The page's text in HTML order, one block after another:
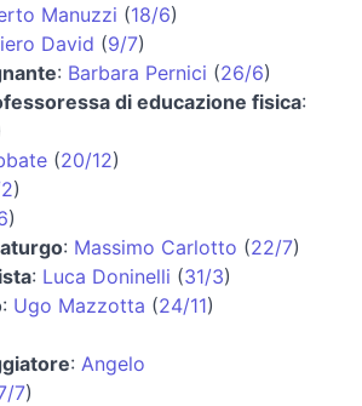
Manuzzi (18/6)
David (9/7)
: Barbara Pernici (26/6)
di educazione fisica:
(20/12)
)
)
: Massimo Carlotto (22/7)
: Luca Doninelli (31/3)
: Ugo Mazzotta (24/11)
: Angelo
7)